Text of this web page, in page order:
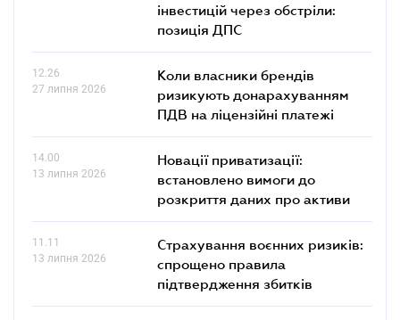
інвестицій через обстріли:
позиція ДПС
12.26
27 липня 2026
Коли власники брендів
ризикують донарахуванням
ПДВ на ліцензійні платежі
14.00
13 липня 2026
Новації приватизації:
встановлено вимоги до
розкриття даних про активи
11.11
13 липня 2026
Страхування воєнних ризиків:
спрощено правила
підтвердження збитків